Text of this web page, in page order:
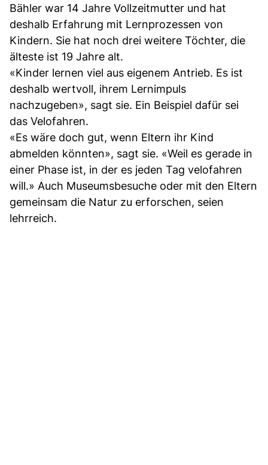
Bähler war 14 Jahre Vollzeitmutter und hat
deshalb Erfahrung mit Lernprozessen von
Kindern. Sie hat noch drei weitere Töchter, die
älteste ist 19 Jahre alt.
«Kinder lernen viel aus eigenem Antrieb. Es ist
deshalb wertvoll, ihrem Lernimpuls
nachzugeben», sagt sie. Ein Beispiel dafür sei
das Velofahren.
«Es wäre doch gut, wenn Eltern ihr Kind
abmelden könnten», sagt sie. «Weil es gerade in
einer Phase ist, in der es jeden Tag velofahren
will.» Auch Museumsbesuche oder mit den Eltern
gemeinsam die Natur zu erforschen, seien
lehrreich.